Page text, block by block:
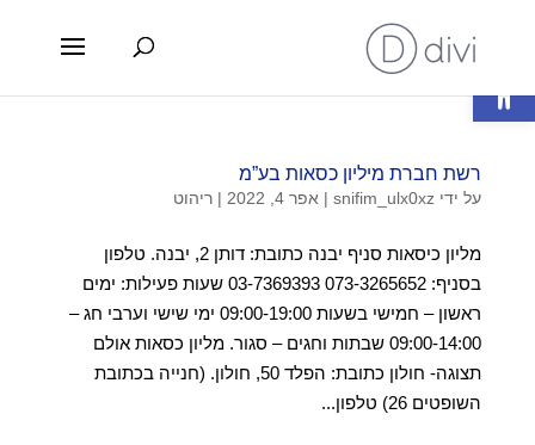
רשת חברת מיליון כסאות בע”מ
על ידי snifim_ulx0xz
| אפר 4, 2022 | ריהוט
מליון כיסאות סניף יבנה כתובת: דותן 2, יבנה. טלפון
בסניף: 073-3265652 03-7369393 שעות פעילות: ימים
ראשון – חמישי בשעות 09:00-19:00 ימי שישי וערבי חג –
09:00-14:00 שבתות וחגים – סגור. מליון כסאות אולם
תצוגה- חולון כתובת: הפלד 50, חולון. (חנייה בכתובת
השופטים 26) טלפון...
פתח סרגל נגישות